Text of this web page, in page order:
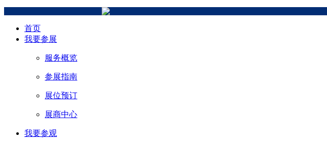
首页
我要参展
服务概览
参展指南
展位预订
展商中心
我要参观